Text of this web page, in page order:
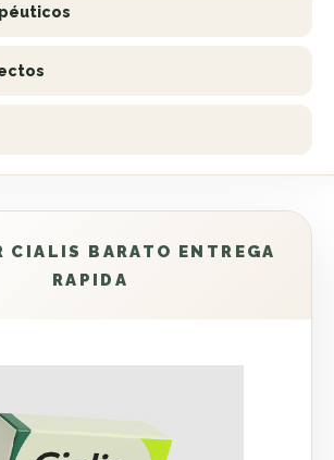
CIALIS BARATO ENTREGA
RAPIDA